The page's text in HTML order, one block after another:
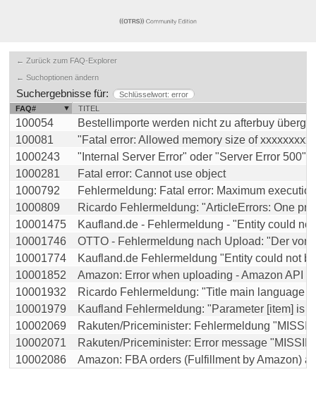
← Zurück zum FAQ-Explorer
← Suchoptionen ändern
Suchergebnisse für:
Schlüsselwort: error
FAQ#
TITEL
100054
Bestellimporte werden nicht zu afterbuy
100081
"Fatal error: Allowed memory size of
1000243
"Internal Server Error" oder "Server Error 500"
1000281
Fatal error: Cannot use object
1000792
Fehlermeldung: Fatal error: Maximum
1000809
Ricardo Fehlermeldung: "ArticleErrors: One
10001475
Kaufland.de - Fehlermeldung - "Entity could not
10001746
OTTO - Fehlermeldung nach Upload: "Der von
10001774
Kaufland.de Fehlermeldung "Entity could not
10001852
Amazon: Error when uploading - Amazon API
10001932
Ricardo Fehlermeldung: "Title main language
10001979
Kaufland Fehlermeldung: "Parameter [item] is
10002069
Rakuten/Priceminister: Fehlermeldung
10002071
Rakuten/Priceminister: Error message
10002086
Amazon: FBA orders (Fulfillment by Amazon)